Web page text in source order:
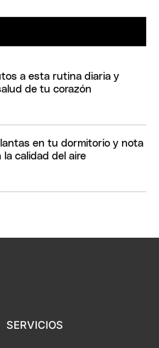
a esta rutina diaria y
de tu corazón
en tu dormitorio y nota
la calidad del aire
SERVICIOS